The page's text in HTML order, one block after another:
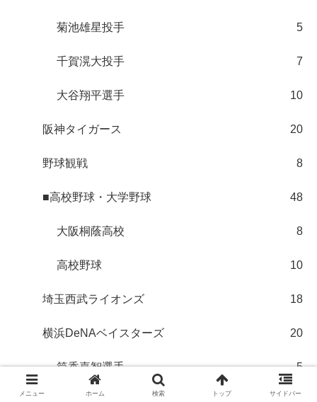
菊池雄星投手 5
千賀滉大投手 7
大谷翔平選手 10
阪神タイガース 20
野球観戦 8
■高校野球・大学野球 48
大阪桐蔭高校 8
高校野球 10
埼玉西武ライオンズ 18
横浜DeNAベイスターズ 20
筒香嘉智選手 5
メニュー ホーム 検索 トップ サイドバー